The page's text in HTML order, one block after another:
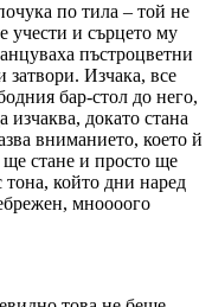
по тила – той не
учести и сърцето му
пъстроцветни
затвори. Изчака, все
бар-стол до него,
докато стана
вниманието, което й
ще стане и просто ще
тона, който дни наред
мноооого